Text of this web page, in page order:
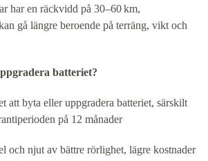
har en räckvidd på 30–60 km,
gå längre beroende på terräng, vikt och
batteriet?
att byta eller uppgradera batteriet, särskilt
på 12 månader
och njut av bättre rörlighet, lägre kostnader